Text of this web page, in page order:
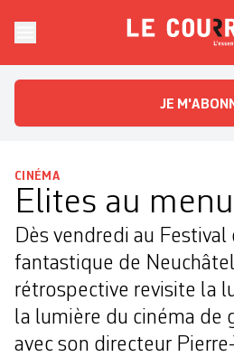
Le
JE
CINÉMA
Elites au menu
Dès vendredi au Festival
fantastique de
rétrospective revisite la
la lumière du cinéma de
avec son directeur